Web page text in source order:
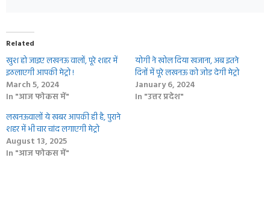
Related
खुश हो जाइए लखनऊ वालों, पूरे शहर में
इठलाएगी आपकी मेट्रो !
March 5, 2024
In "आज फोकस में"
योगी ने खोल दिया खजाना, अब इतने
दिनों में पूरे लखनऊ को जोड देगी मेट्रो
January 6, 2024
In "उत्तर प्रदेश"
लखनऊवालों ये खबर आपकी ही है, पुराने
शहर में भी चार चांद लगाएगी मेट्रो
August 13, 2025
In "आज फोकस में"